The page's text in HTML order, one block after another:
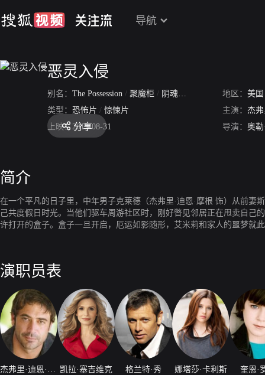
导航
恶灵入侵
别名： The Possession / 聚魔柜 / 阴魂转让 死魂盒地区： 美国
类型： 恐怖片 / 惊悚片 主演： 杰
上映： 2012-08-31 导演： 奥勒
分享
简介
在一个平凡的日子里，中年男子克莱德（杰弗里·迪恩·摩根 饰）从前妻
己共度假日时光。当他们驱车周游社区时，刚好瞥见邻居正在甩卖自
许打开的盒子。盒子一旦开启，厄运如影随形，艾米莉和家人的噩梦就
演职员表
凯拉·塞吉维克 格兰特·秀 娜塔莎·卡利斯 奎恩·